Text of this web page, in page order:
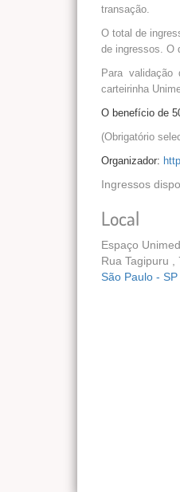
transação.
O total de
de ingressos. O
Para
carteirinha
O benefício de
(Obrigatório
Organizador:
Ingressos
Local
Espaço Unimed
Rua Tagipuru ,
São Paulo - SP